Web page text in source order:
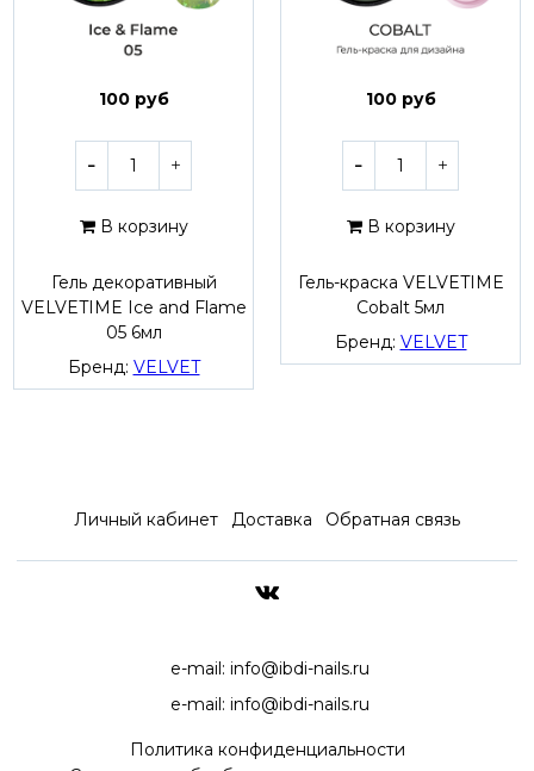
100 руб
В корзину
Гель декоративный
VELVETIME Ice and Flame
05 6мл
Бренд: VELVET
100 руб
В корзину
Гель-краска VELVETIME
Cobalt 5мл
Бренд: VELVET
Личный кабинет Доставка Обратная связь
e-mail: info@ibdi-nails.ru
e-mail: info@ibdi-nails.ru
Политика конфиденциальности